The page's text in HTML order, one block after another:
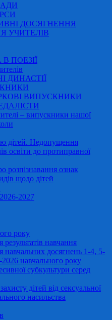
ДОСЯГНЕННЯ
УЧИТЕЛІВ
ПОЕЗІЇ
ДИНАСТІЇ
ВИПУСКНИКИ
– випускники нашої
дітей. Недопущення
освіти до протиправної
розпізнавання ознак
щодо дітей
2027
року
навчання
навчальних досягнень 1-4, 5-
навчального року
субкультури серед
дітей від сексуальної
насильства